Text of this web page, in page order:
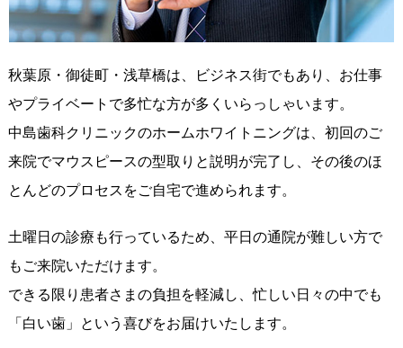
秋葉原・御徒町・浅草橋は、ビジネス街でもあり、お仕事
やプライベートで多忙な方が多くいらっしゃいます。
中島歯科クリニックのホームホワイトニングは、初回のご
来院でマウスピースの型取りと説明が完了し、その後のほ
とんどのプロセスをご自宅で進められます。
土曜日の診療も行っているため、平日の通院が難しい方で
もご来院いただけます。
できる限り患者さまの負担を軽減し、忙しい日々の中でも
「白い歯」という喜びをお届けいたします。